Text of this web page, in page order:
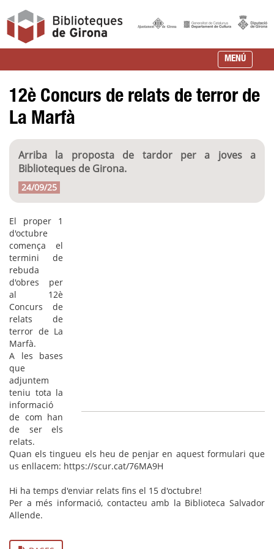
MENÚ
12è Concurs de relats de terror de
La Marfà
Arriba la proposta de tardor per a joves a
Biblioteques de Girona.
24/09/25
El proper 1
d'octubre
comença el
termini de
rebuda
d'obres per
al 12è
Concurs de
relats de
terror de La
Marfà.
A les bases
que
adjuntem
teniu tota la
informació
de com han
de ser els
relats.
Quan els tingueu els heu de penjar en aquest formulari que
us enllacem: https://scur.cat/76MA9H
Hi ha temps d'enviar relats fins el 15 d'octubre!
Per a més informació, contacteu amb la Biblioteca Salvador
Allende.